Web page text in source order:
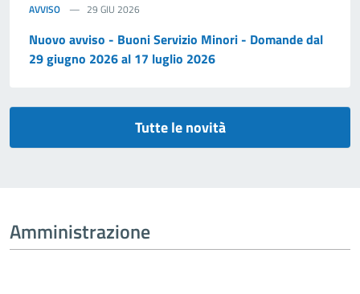
AVVISO 29 GIU 2026
Nuovo avviso - Buoni Servizio Minori - Domande dal
29 giugno 2026 al 17 luglio 2026
Tutte le novità
Amministrazione